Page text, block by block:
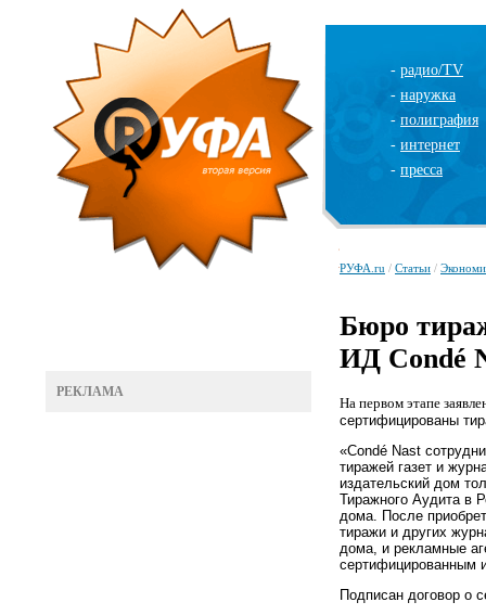
- радио/TV
- наружка
- полиграфия
- интернет
- пресса
РЕКЛАМА
РУФА.ru / Статьи /
Бюро
ИД Condé
На первом этапе
сертифицированы
«Condé Nast
тиражей газет и
издательский дом
Тиражного Аудита в
дома. После
тиражи и других
дома, и рекламные
сертифицированным
Подписан договор о